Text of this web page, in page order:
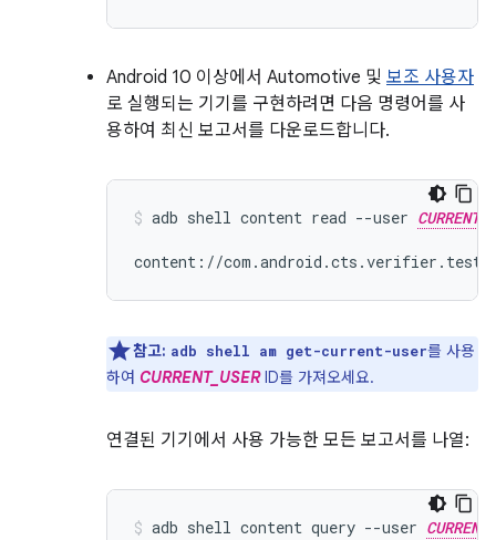
Android 10 이상에서 Automotive 및 보조 사용자
로 실행되는 기기를 구현하려면 다음 명령어를 사
용하여 최신 보고서를 다운로드합니다.
adb shell content read --user
참고: adb shell am get-current-user를 사용
하여 CURRENT_USERID를 가져오세요.
연결된 기기에서 사용 가능한 모든 보고서를 나열:
adb shell content query --user